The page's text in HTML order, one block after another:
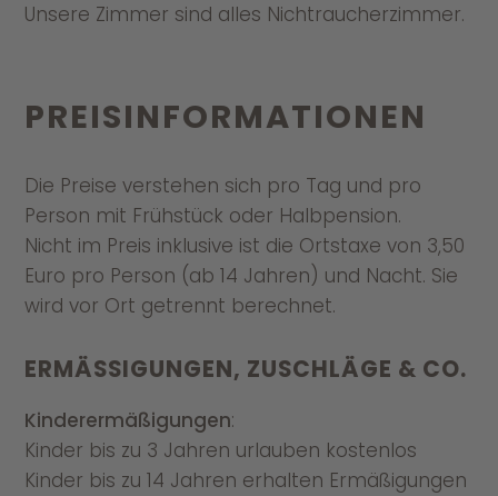
Unsere Zimmer sind alles Nichtraucherzimmer.
PREIS­INFORMATIONEN
Die Preise verstehen sich pro Tag und pro
Person mit Frühstück oder Halbpension.
Nicht im Preis inklusive ist die Ortstaxe von 3,50
Euro pro Person (ab 14 Jahren) und Nacht. Sie
wird vor Ort getrennt berechnet.
ERMÄSSIGUNGEN, ZUSCHLÄGE & CO.
Kinderermäßigungen:
Kinder bis zu 3 Jahren urlauben kostenlos
Kinder bis zu 14 Jahren erhalten Ermäßigungen